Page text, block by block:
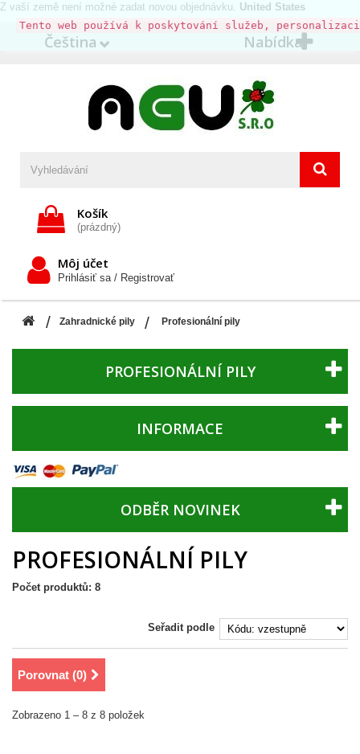
Z vaší země není možné zadat novou objednávku. United States
Čeština Nabídka
Košík
(prázdný)
Môj účet
Prihlásiť sa / Registrovať
Zahradnické pily Profesionální pily
PROFESIONÁLNÍ PILY
INFORMACE
ODBĚR NOVINEK
PROFESIONÁLNÍ PILY
Počet produktů: 8
Seřadit podle
Porovnat (0)
Zobrazeno 1 – 8 z 8 položek
Tento web používá k poskytování služeb,